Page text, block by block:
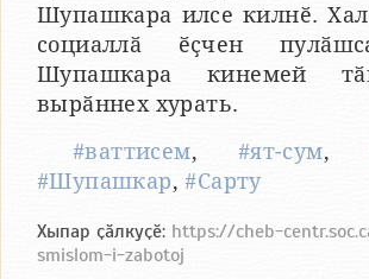
Шупашкара илсе килнӗ.
социаллӑ ӗҫчен
Шупашкара кинемей
вырӑннех хурать.
#ваттисем, #ят-сум,
#Шупашкар,#Сарту
Хыпар ҫӑлкуҫӗ: https://cheb-
smislom-i-zabotoj